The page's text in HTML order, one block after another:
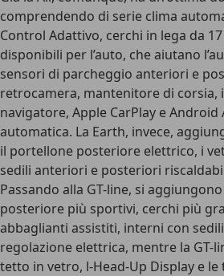
comprendendo di serie clima
Control Adattivo, cerchi in lega da
disponibili per l’auto, che aiutano
sensori di parcheggio anteriori e
retrocamera, mantenitore di corsia,
navigatore, Apple CarPlay e
automatica. La Earth, invece,
il portellone posteriore elettrico, i
sedili anteriori e posteriori
Passando alla GT-line, si
posteriore più sportivi, cerchi più
abbaglianti assistiti, interni con
regolazione elettrica, mentre la GT-
tetto in vetro, l-Head-Up Display e le